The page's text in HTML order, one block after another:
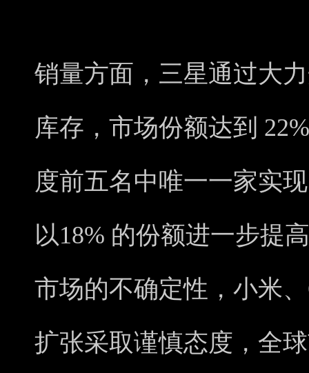
销量方面，三星通过大
库存，市场份额达到
度前五名中唯一一家实
以18% 的份额进一步提
市场的不确定性，小米
扩张采取谨慎态度，全